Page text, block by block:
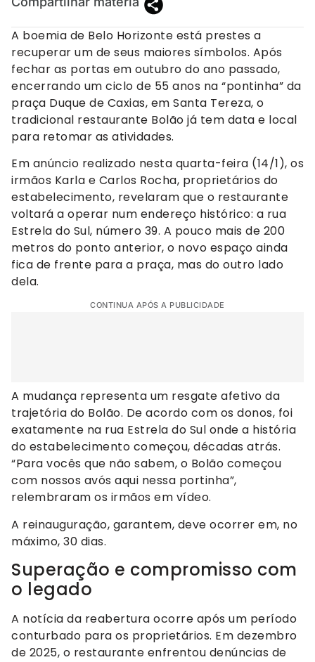
A boemia de Belo Horizonte está prestes a
recuperar um de seus maiores símbolos. Após
fechar as portas em outubro do ano passado,
encerrando um ciclo de 55 anos na “pontinha” da
praça Duque de Caxias, em Santa Tereza, o
tradicional restaurante Bolão já tem data e local
para retomar as atividades.
Em anúncio realizado nesta quarta-feira (14/1), os
irmãos Karla e Carlos Rocha, proprietários do
estabelecimento, revelaram que o restaurante
voltará a operar num endereço histórico: a rua
Estrela do Sul, número 39. A pouco mais de 200
metros do ponto anterior, o novo espaço ainda
fica de frente para a praça, mas do outro lado
dela.
CONTINUA APÓS A PUBLICIDADE
A mudança representa um resgate afetivo da
trajetória do Bolão. De acordo com os donos, foi
exatamente na rua Estrela do Sul onde a história
do estabelecimento começou, décadas atrás.
“Para vocês que não sabem, o Bolão começou
com nossos avós aqui nessa portinha”,
relembraram os irmãos em vídeo.
A reinauguração, garantem, deve ocorrer em, no
máximo, 30 dias.
Superação e compromisso com
o legado
A notícia da reabertura ocorre após um período
conturbado para os proprietários. Em dezembro
de 2025, o restaurante enfrentou denúncias de